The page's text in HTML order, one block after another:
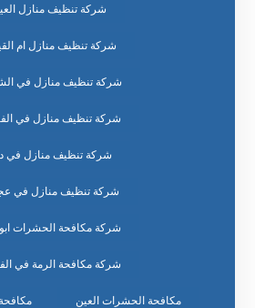
شركة تنظيف منازل
شركة تنظيف منازل ام
شركة تنظيف منازل في
شركة تنظيف منازل في
شركة تنظيف منازل في
شركة تنظيف منازل في
شركة مكافحة الحشرات
شركة مكافحة الرمة في
مكافحة الحشرات العين